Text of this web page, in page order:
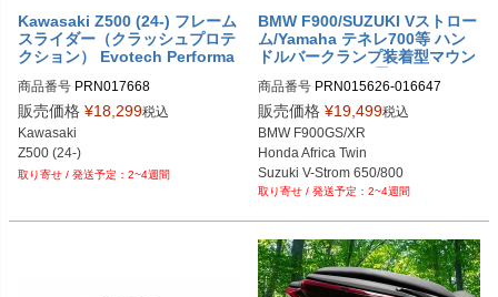
Kawasaki Z500 (24-) フレーム
スライダー（クラッシュプロテ
クション） Evotech Performa
商品番号 PRN017668
PRN017668-01
販売価格 ¥18,299税込
Kawasaki
Z500 (24-)
2~4週間
BMW F900/SUZUKI Vストロー
ム/Yamaha テネレ700等 ハン
ドルバークランプ装着型マウン
erformance
商品番号 PRN015626-016647
PRN015626-016647-01
PRN015626-016647-02
PRN015626-016647-05
PRN015626-016647-06
PRN015626-016647-07
PRN015626-016647-09
PRN015626-016647-10
PRN015626-016647-11
PRN015626-016647-12
販売価格 ¥19,499税込
BMW F900GS/XR
Honda Africa Twin
Suzuki V-Strom 650/800
Yamaha Tenere700/WR125R etc,,,
2~4週間